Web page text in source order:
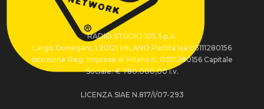
RADIO STUDIO 105 S.p.A.
Largo Donegani, 1 20121 MILANO Partita Iva 03111280156
Iscrizione Reg. Imprese di Milano n. 03111280156 Capitale
Sociale: € 780.000,00 i.v.
LICENZA SIAE N.817/I/07-293